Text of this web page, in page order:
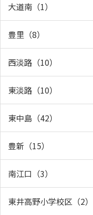
大道南（1）
豊里（8）
西淡路（10）
東淡路（10）
東中島（42）
豊新（15）
南江口（3）
東井高野小学校区（2）